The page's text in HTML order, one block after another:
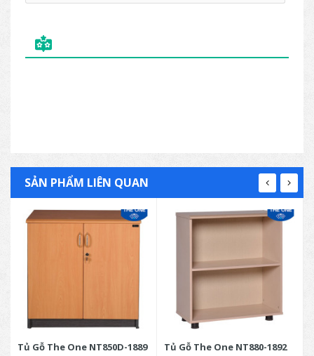
SẢN PHẨM LIÊN QUAN
Tủ Gỗ The One NT850D-1889 Tủ Gỗ The One NT880-1892